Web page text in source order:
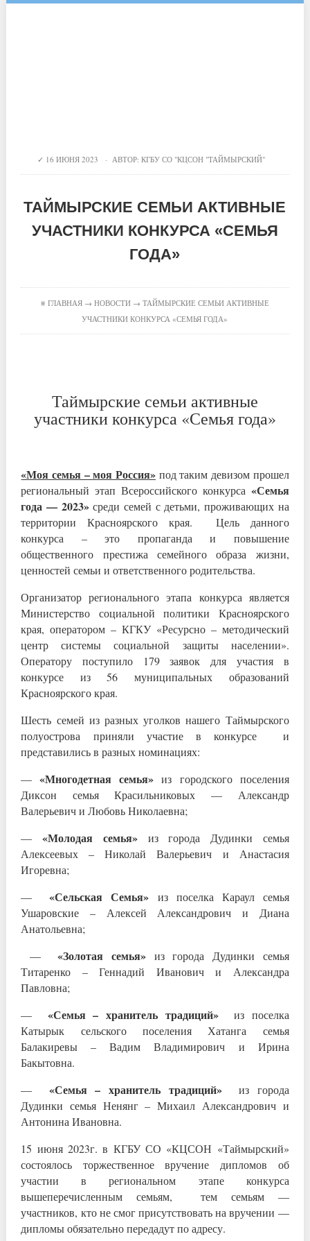
16 ИЮНЯ 2023 · АВТОР: КГБУ СО "КЦСОН "ТАЙМЫРСКИЙ"
ТАЙМЫРСКИЕ СЕМЬИ АКТИВНЫЕ
УЧАСТНИКИ КОНКУРСА «СЕМЬЯ
ГОДА»
≡ ГЛАВНАЯ→ НОВОСТИ→ ТАЙМЫРСКИЕ СЕМЬИ АКТИВНЫЕ
УЧАСТНИКИ КОНКУРСА «СЕМЬЯ ГОДА»
Таймырские семьи активные
участники конкурса «Семья года»
«Моя семья – моя Россия»под таким девизом прошел
региональный этап Всероссийского конкурса «Семья
года — 2023»среди семей с детьми, проживающих на
территории Красноярского края. Цель данного
конкурса – это пропаганда и повышение
общественного престижа семейного образа жизни,
ценностей семьи и ответственного родительства.
Организатор регионального этапа конкурса является
Министерство социальной политики Красноярского
края, оператором – КГКУ «Ресурсно – методический
центр системы социальной защиты населении».
Оператору поступило 179 заявок для участия в
конкурсе из 56 муниципальных образований
Красноярского края.
Шесть семей из разных уголков нашего Таймырского
полуострова приняли участие в конкурсе и
представились в разных номинациях:
—«Многодетная семья» из городского поселения
Диксон семья Красильниковых — Александр
Валерьевич и Любовь Николаевна;
—«Молодая семья»из города Дудинки семья
Алексеевых – Николай Валерьевич и Анастасия
Игоревна;
—«Сельская Семья» из поселка Караул семья
Ушаровские – Алексей Александрович и Диана
Анатольевна;
—«Золотая семья» из города Дудинки семья
Титаренко – Геннадий Иванович и Александра
Павловна;
— «Семья – хранитель традиций»из поселка
Катырык сельского поселения Хатанга семья
Балакиревы – Вадим Владимирович и Ирина
Бакытовна.
— «Семья – хранитель традиций»из города
Дудинки семья Ненянг – Михаил Александрович и
Антонина Ивановна.
15 июня 2023г. в КГБУ СО «КЦСОН «Таймырский»
состоялось торжественное вручение дипломов об
участии в региональном этапе конкурса
вышеперечисленным семьям, тем семьям —
участников, кто не смог присутствовать на вручении —
дипломы обязательно передадут по адресу.